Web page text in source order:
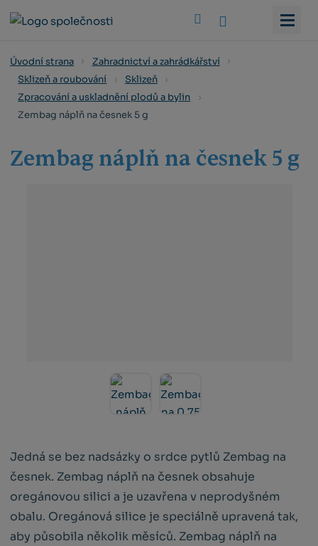
Úvodní strana
Zahradnictví a zahrádkářství
Sklizeň a roubování
Sklizeň
Zpracování a uskladnění plodů a bylin
Zembag náplň na česnek 5 g
Zembag náplň na česnek 5 g
Jedná se bez nadsázky o srdce pytlů Zembag na
česnek. Zembag náplň na česnek obsahuje
oregánovou silici a je uzavřena v neprodyšném
obalu. Oregánová silice je speciálně upravená tak,
aby působila několik měsíců. Zembag náplň na